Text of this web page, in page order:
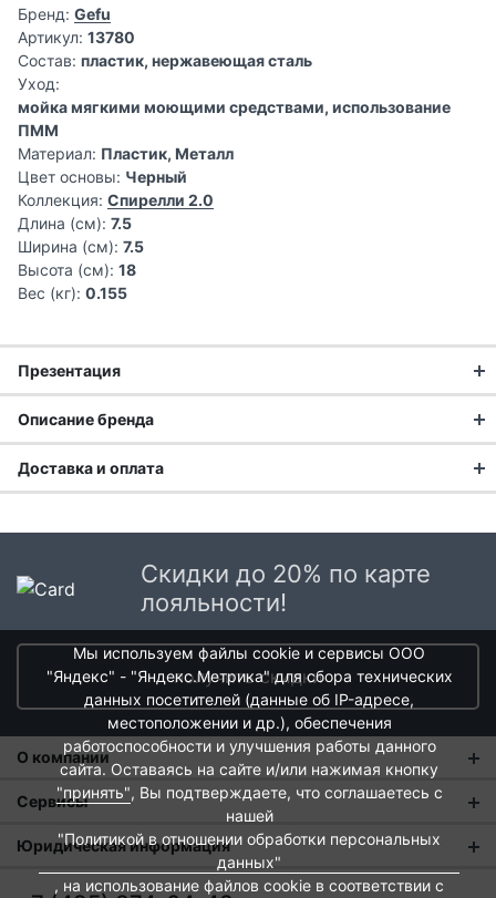
Бренд: Gefu
Артикул: 13780
Состав: пластик, нержавеющая сталь
Уход:
мойка мягкими моющими средствами, использование
ПММ
Материал: Пластик, Металл
Цвет основы: Черный
Коллекция: Спирелли 2.0
Длина (см): 7.5
Ширина (см): 7.5
Высота (см): 18
Вес (кг): 0.155
Презентация
Описание бренда
Немецкое качество для
кулинарного вдохновения
Немецкий бренд GEFU, основанный в 1948 году,
является одним из ведущих производителей кухонных
принадлежностей и утвари в Европе. Компания
сочетает инновационные технологии с традиционным
немецким качеством, создавая продукты, которые
Доставка и оплата
Доставка в Москве и области
В Москве и Московской области доставка курьером до
Стоимость доставки в Москве в пределах МКАД399 руб.
в Московской Области и Москве за МКАД599 руб.
Интервал доставки по Московской области - с 10 до 22
При заказе в пункт выдачи СДЭК доставка по Москве
рассчитывается согласно тарифу СДЭК. Доставка в пункт
выдачи осуществляется только предоплаченных заказов.
Срок доставки от 1 до 2 дней.
Доставка крупногабаритных товаров и заказов с большим
Скидки до 20% по карте
лояльности!
получить скидки
О компании
О нас
Магазины
Новости
Сервисы
Оплата и тарифы доставки
Обмен и возврат
Юридическая информация
Пользовательское соглашение
Мы используем файлы cookie и сервисы ООО
"Яндекс" - "Яндекс.Метрика" для сбора технических
данных посетителей (данные об IP-адресе,
местоположении и др.), обеспечения
работоспособности и улучшения работы данного
сайта. Оставаясь на сайте и/или нажимая кнопку
"принять", Вы подтверждаете, что соглашаетесь с
нашей
"Политикой в отношении обработки персональных
данных"
, на использование файлов cookie в соответствии с